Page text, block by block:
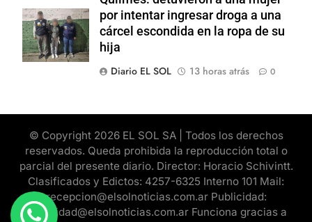
por intentar ingresar droga a una
cárcel escondida en la ropa de su
hija
Diario EL SOL
13 horas atrás 0
© Copyright 2026 EL SOL SA | Todos los derechos
reservados. Queda prohibida la reproducción total o
parcial del presente diario. Director: Horacio Schivintt.
Clasificados y Edictos: 4257-6325 Interno 101 Mail:
recepcion@elsolnoticias.com.ar Publicidad:
publicidad@elsolnoticias.com.ar Funciona gracias a